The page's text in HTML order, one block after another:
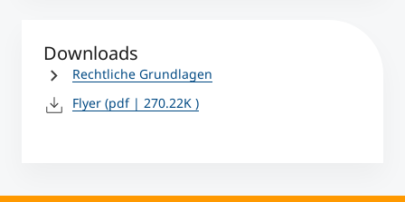
Downloads
Rechtliche Grundlagen
Flyer (pdf | 270.22K )